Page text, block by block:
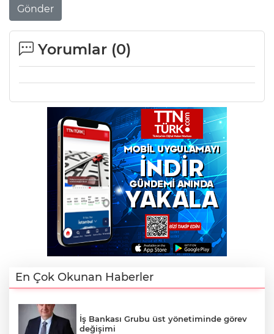
Gönder
Yorumlar (0)
En Çok Okunan Haberler
İş Bankası Grubu üst yönetiminde görev
değişimi